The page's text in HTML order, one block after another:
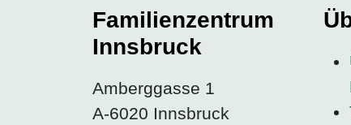
Familienzentrum
Innsbruck
Amberggasse 1
A-6020 Innsbruck